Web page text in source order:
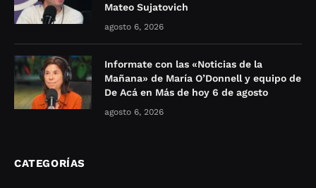
Mateo Sujatovich
agosto 6, 2026
Informate con las «Noticias de la
Mañana» de María O’Donnell y equipo de
De Acá en Más de hoy 6 de agosto
agosto 6, 2026
CATEGORÍAS